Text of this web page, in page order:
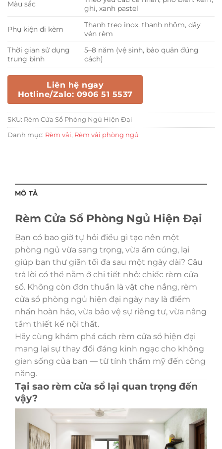
Màu sắc
ghi, xanh pastel
Phụ kiện đi kèm
Thanh treo inox, thanh nhôm, dây
vén rèm
Thời gian sử dụng
trung bình
5–8 năm (vệ sinh, bảo quản đúng
cách)
Liên hệ ngay
Hotline/Zalo: 0906 51 5537
SKU: Rèm Cửa Sổ Phòng Ngủ Hiện Đại
Danh mục: Rèm vải, Rèm vải phòng ngủ
MÔ TẢ
Rèm Cửa Sổ Phòng Ngủ Hiện Đại
Bạn có bao giờ tự hỏi điều gì tạo nên một
phòng ngủ vừa sang trọng, vừa ấm cúng, lại
giúp bạn thư giãn tối đa sau một ngày dài? Câu
trả lời có thể nằm ở chi tiết nhỏ: chiếc rèm cửa
sổ. Không còn đơn thuần là vật che nắng, rèm
cửa sổ phòng ngủ hiện đại ngày nay là điểm
nhấn hoàn hảo, vừa bảo vệ sự riêng tư, vừa nâng
tầm thiết kế nội thất.
Hãy cùng khám phá cách rèm cửa sổ hiện đại
mang lại sự thay đổi đáng kinh ngạc cho không
gian sống của bạn — từ tính thẩm mỹ đến công
năng.
Tại sao rèm cửa sổ lại quan trọng đến
vậy?